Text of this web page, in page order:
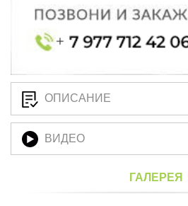
ОПИСАНИЕ
ВИДЕО
ГАЛЕРЕЯ